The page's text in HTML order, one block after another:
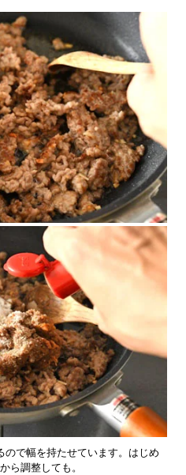
で幅を持たせています。はじめ
ら調整しても。